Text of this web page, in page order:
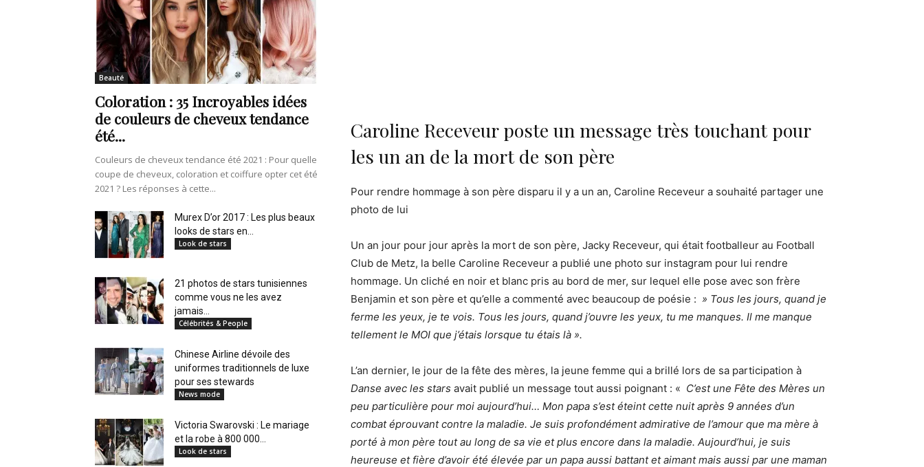
de
vie
Numéro
un
en
Tunisie
Caroline Receveur poste un message très touchant pour
les un an de la mort de son père
Pour rendre hommage à son père disparu il y a un an, Caroline Receveur a souhaité partager une
photo de lui
Un an jour pour jour après la mort de son père, Jacky Receveur, qui était footballeur au Football
Club de Metz, la belle Caroline Receveur a publié une photo sur instagram pour lui rendre
hommage. Un cliché en noir et blanc pris au bord de mer, sur lequel elle pose avec son frère
Benjamin et son père et qu’elle a commenté avec beaucoup de poésie : » Tous les jours, quand je
ferme les yeux, je te vois. Tous les jours, quand j’ouvre les yeux, tu me manques. Il me manque
telle­ment le MOI que j’étais lorsque tu étais là ».
L’an dernier, le jour de la fête des mères, la jeune femme qui a brillé lors de sa participation à
Danse avec les stars avait publié un message tout aussi poignant : « C’est une Fête des Mères un
peu particulière pour moi aujourd’hui… Mon papa s’est éteint cette nuit après 9 années d’un
combat éprouvant contre la maladie. Je suis profondément admirative de l’amour que ma mère à
porté à mon père tout au long de sa vie et plus encore dans la maladie. Aujourd’hui, je suis
heureuse et fière d’avoir été élevée par un papa aussi battant et aimant mais aussi par une maman
Beauté
Coloration : 35 Incroyables idées
de couleurs de cheveux tendance
été...
Couleurs de cheveux tendance été 2021 : Pour quelle
coupe de cheveux, coloration et coiffure opter cet été
2021 ? Les réponses à cette...
Murex D’or 2017 : Les plus beaux
looks de stars en...
Look de stars
21 photos de stars tunisiennes
comme vous ne les avez
jamais...
Célébrités & People
Chinese Airline dévoile des
uniformes traditionnels de luxe
pour ses stewards
News mode
Victoria Swarovski : Le mariage
et la robe à 800 000...
Look de stars